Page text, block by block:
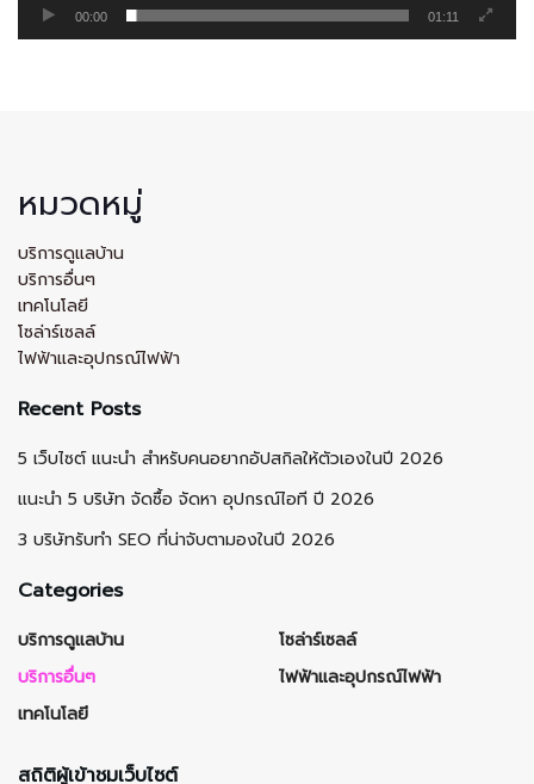
00:00 01:11
หมวดหมู่
บริการดูแลบ้าน
บริการอื่นๆ
เทคโนโลยี
โซล่าร์เซลล์
ไฟฟ้าและอุปกรณ์ไฟฟ้า
Recent Posts
5 เว็บไซต์ แนะนำ สำหรับคนอยากอัปสกิลให้ตัวเองในปี 2026
แนะนำ 5 บริษัท จัดซื้อ จัดหา อุปกรณ์ไอที ปี 2026
3 บริษัทรับทำ SEO ที่น่าจับตามองในปี 2026
Categories
บริการดูแลบ้าน
บริการอื่นๆ
เทคโนโลยี
โซล่าร์เซลล์
ไฟฟ้าและอุปกรณ์ไฟฟ้า
สถิติผู้เข้าชมเว็บไซต์